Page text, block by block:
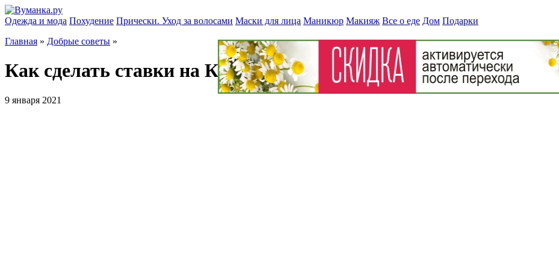
Одежда и мода Похудение Прически. Уход за волосами Маски для лица Маникюр Макияж Все о еде Дом Подарки
Главная » Добрые советы »
Как сделать ставки на КХЛ?
9 января 2021